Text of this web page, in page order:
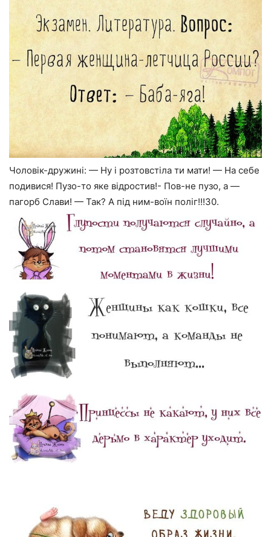
Чоловік-дружині: — Ну і розтовстіла ти мати! — На себе
подивися! Пузо-то яке відростив!- Пов-не пузо, а —
пагорб Слави! — Так? А під ним-воїн поліг!!!30.